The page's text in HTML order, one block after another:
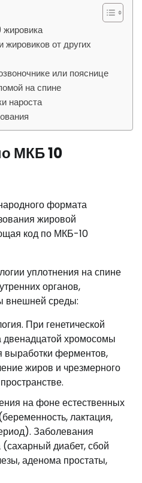
от других
или пояснице
на спине
нароста
МКБ 10
формата
жировой
код по МКБ-10
уплотнения на спине
органов,
внешней среды:
При генетической
двенадцатой хромосомы
выработки ферментов,
жиров и чрезмерного
на фоне естественных
лактация,
Заболевания
(сахарный диабет, сбой
аденома простаты,